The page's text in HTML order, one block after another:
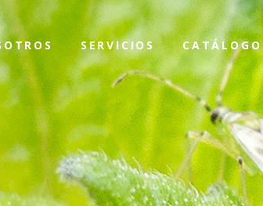
SERVICIOS CATÁLOGO